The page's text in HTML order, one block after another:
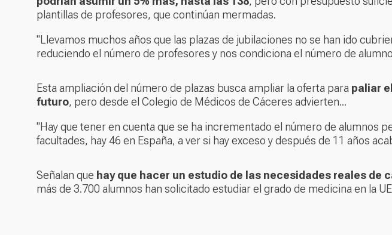
plantillas de profesores, que continúan mermadas.
"Llevamos muchos años que las plazas de jubilaciones no se han ido
reduciendo el número de profesores y nos condiciona el número de
Esta ampliación del número de plazas busca ampliar la oferta para paliar
futuro, pero desde el Colegio de Médicos de Cáceres advierten...
"Hay que tener en cuenta que se ha incrementado el número de alumnos
facultades, hay 46 en España, a ver si hay exceso y después de 11 años
Señalan que hay que hacer un estudio de las necesidades reales de
más de 3.700 alumnos han solicitado estudiar el grado de medicina en la